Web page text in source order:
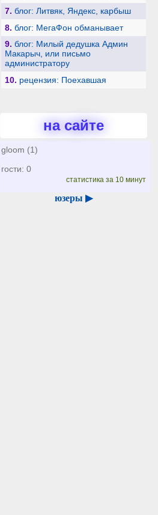
7. блог: Литвяк, Яндекс, карбыш
8. блог: МегаФон обманывает
9. блог: Милый дедушка Админ
Макарыч, или письмо
администратору
10. рецензия: Поехавшая
на сайте
gloom (1)
гости: 0
статистика за 10 минут
юзеры ▶